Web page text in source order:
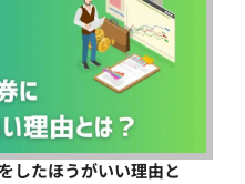
したほうがいい理由と